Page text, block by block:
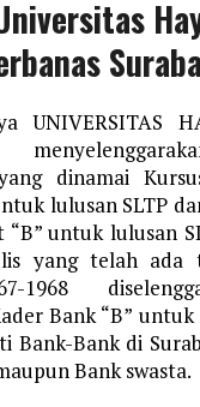
UNIVERSITAS
dinamai
lulusan SLTP
untuk lulusan
yang telah ada
1968
Bank “B”
Bank-Bank di
Bank swasta.